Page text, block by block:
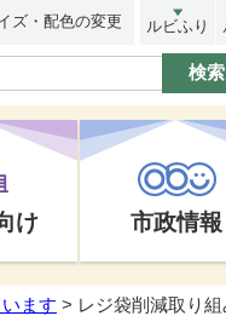
ズ・配色の変更 ルビふり
け 市政情報
ます > レジ袋削減取り組